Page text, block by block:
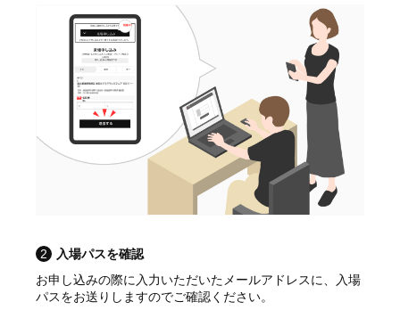
2
入場パスを確認
お申し込みの際に入力いただいたメールアドレスに、入場
パスをお送りしますのでご確認ください。